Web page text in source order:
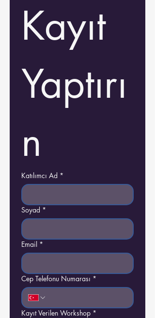
Kayıt
Yaptırı
n
Katılımcı Ad *
Soyad *
Email *
Cep Telefonu Numarası *
Kayıt Verilen Workshop *